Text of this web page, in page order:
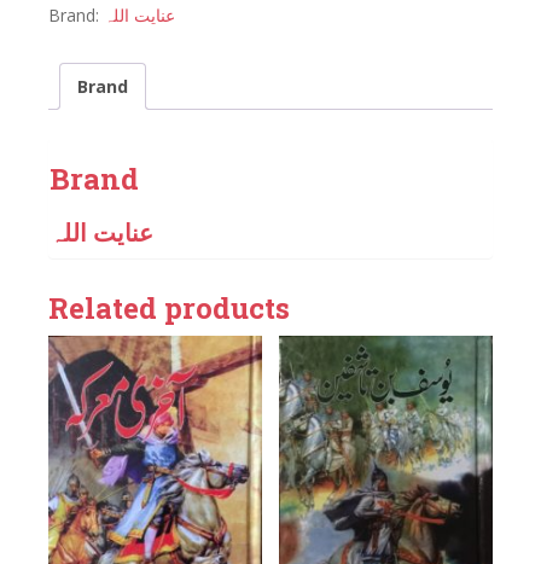
Brand: عنایت اللہ
Brand
Brand
عنایت اللہ
Related products